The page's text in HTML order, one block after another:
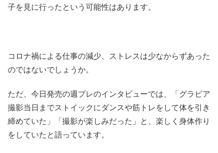
子を見に行ったという可能性はあります。
コロナ禍による仕事の減少、ストレスは少なからずあった
のではないでしょうか。
ただ、今日発売の週プレのインタビューでは、「グラビア
撮影当日までストイックにダンスや筋トレをして体を引き
締めていた」「撮影が楽しみだった」と、楽しく身体作り
をしていたと語っています。